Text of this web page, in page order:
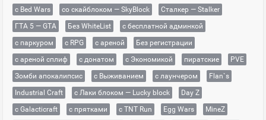
с Bed Wars
со скайблоком — SkyBlock
Сталкер — Stalker
ГТА 5 — GTA
Без WhiteList
с бесплатной админкой
с паркуром
с RPG с ареной
Без регистрации
с ареной сплиф
с донатом с Экономикой пиратские
PVE
Зомби апокалипсис
с Выживанием с лаунчером
Flan`s
Industrial Craft
с Лаки блоком — Lucky block
Day Z
с Galacticraft
с прятками с TNT Run Egg Wars
MineZ